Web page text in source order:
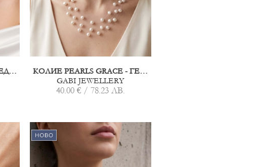
PEARLS CASCADE – ТРИРЕДЕН ГЕРДАН ОТ ПЕРЛИ
КОЛИЕ PEARLS GRACE - ГЕРДАН ОТ ПЕРЛИ НА ТРИ РЕДА
GABI JEWELLERY
40.00 € / 78.23 ЛВ.